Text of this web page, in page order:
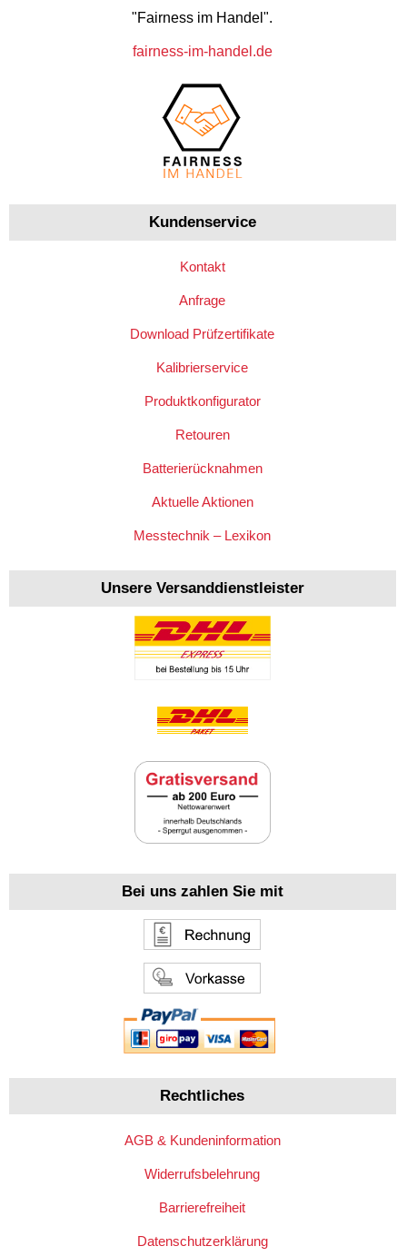
"Fairness im Handel".
fairness-im-handel.de
Kundenservice
Kontakt
Anfrage
Download Prüfzertifikate
Kalibrierservice
Produktkonfigurator
Retouren
Batterierücknahmen
Aktuelle Aktionen
Messtechnik – Lexikon
Unsere Versanddienstleister
Bei uns zahlen Sie mit
Rechtliches
AGB & Kundeninformation
Widerrufsbelehrung
Barrierefreiheit
Datenschutzerklärung